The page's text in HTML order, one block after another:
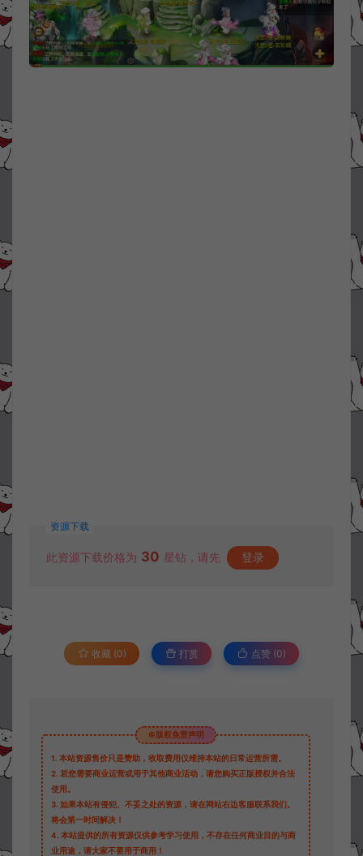
资源下载
此资源下载价格为 30 星钻，请先 登录
收藏 (0) 打赏 点赞 (0)
©版权免责声明
1. 本站资源售价只是赞助，收取费用仅维持本站的日常运营所需。
2. 若您需要商业运营或用于其他商业活动，请您购买正版授权并合法
使用。
3. 如果本站有侵犯、不妥之处的资源，请在网站右边客服联系我们。
将会第一时间解决！
4. 本站提供的所有资源仅供参考学习使用，不存在任何商业目的与商
业用途，请大家不要用于商用！